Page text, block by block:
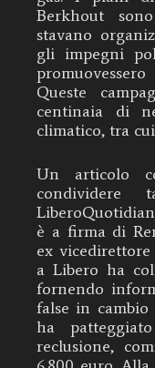
Berkhout
stavano
gli impegni
Queste
centinaia di
climatico, tra
Un articolo
condividere
è a firma di
ex
a Libero ha
fornendo
false in cambio
ha
reclusione,